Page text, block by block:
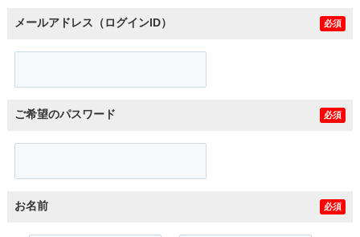
メールアドレス（ログインID） 必須
ご希望のパスワード 必須
お名前 必須